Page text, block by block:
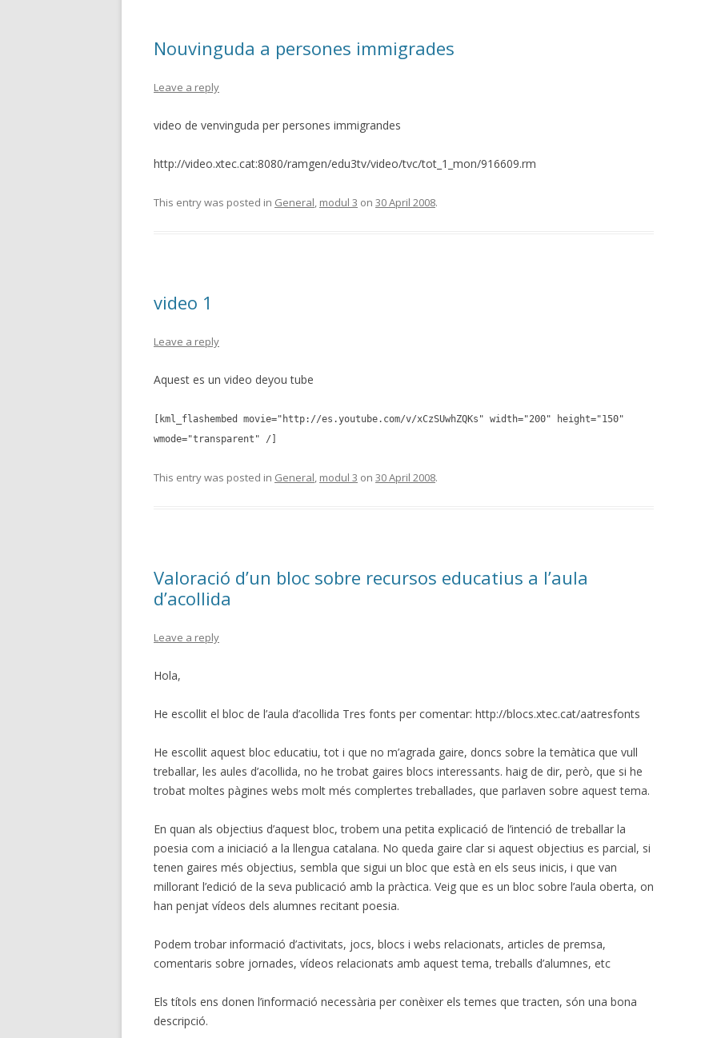
Nouvinguda a persones immigrades
Leave a reply
video de venvinguda per persones immigrandes
http://video.xtec.cat:8080/ramgen/edu3tv/video/tvc/tot_1_mon/916609.rm
This entry was posted in General, modul 3 on 30 April 2008.
video 1
Leave a reply
Aquest es un video deyou tube
[kml_flashembed movie="http://es.youtube.com/v/xCzSUwhZQKs" width="200" height="150"
wmode="transparent" /]
This entry was posted in General, modul 3 on 30 April 2008.
Valoració d’un bloc sobre recursos educatius a l’aula
d’acollida
Leave a reply
Hola,
He escollit el bloc de l’aula d’acollida Tres fonts per comentar: http://blocs.xtec.cat/aatresfonts
He escollit aquest bloc educatiu, tot i que no m’agrada gaire, doncs sobre la temàtica que vull
treballar, les aules d’acollida, no he trobat gaires blocs interessants. haig de dir, però, que si he
trobat moltes pàgines webs molt més complertes treballades, que parlaven sobre aquest tema.
En quan als objectius d’aquest bloc, trobem una petita explicació de l’intenció de treballar la
poesia com a iniciació a la llengua catalana. No queda gaire clar si aquest objectius es parcial, si
tenen gaires més objectius, sembla que sigui un bloc que està en els seus inicis, i que van
millorant l’edició de la seva publicació amb la pràctica. Veig que es un bloc sobre l’aula oberta, on
han penjat vídeos dels alumnes recitant poesia.
Podem trobar informació d’activitats, jocs, blocs i webs relacionats, articles de premsa,
comentaris sobre jornades, vídeos relacionats amb aquest tema, treballs d’alumnes, etc
Els títols ens donen l’informació necessària per conèixer els temes que tracten, són una bona
descripció.